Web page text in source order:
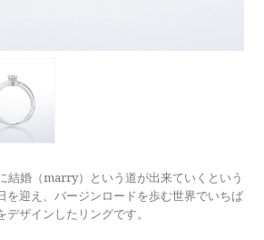
の想い
トカウンセリング
ン
ス
ト
結婚（marry）という道が出来ていくという
を迎え、バージンロードを歩む世界でいちば
ザインしたリングです。